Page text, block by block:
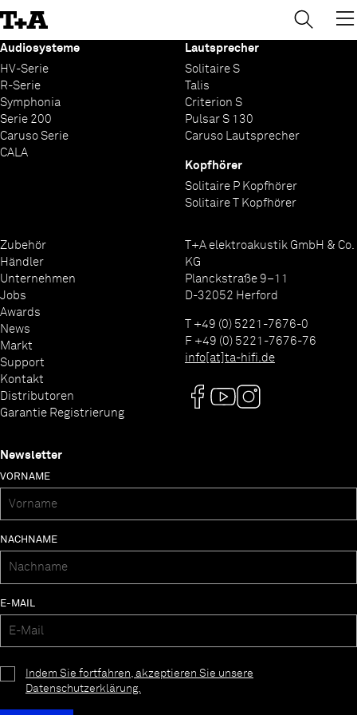
to
Content
Audiosysteme
HV-Serie
R-Serie
Symphonia
Serie 200
Caruso Serie
CALA
Lautsprecher
Solitaire S
Talis
Criterion S
Pulsar S 130
Caruso Lautsprecher
Kopfhörer
Solitaire P Kopfhörer
Solitaire T Kopfhörer
Zubehör
Händler
Unternehmen
Jobs
Awards
News
Markt
Support
Kontakt
Distributoren
Garantie Registrierung
T+A elektroakustik GmbH & Co.
KG
Planckstraße 9–11
D-32052 Herford
T +49 (0) 5221-7676-0
F +49 (0) 5221-7676-76
info[at]ta-hifi.de
Newsletter
VORNAME
NACHNAME
E-MAIL
Indem Sie fortfahren, akzeptieren Sie unsere
Datenschutzerklärung.
→ ×